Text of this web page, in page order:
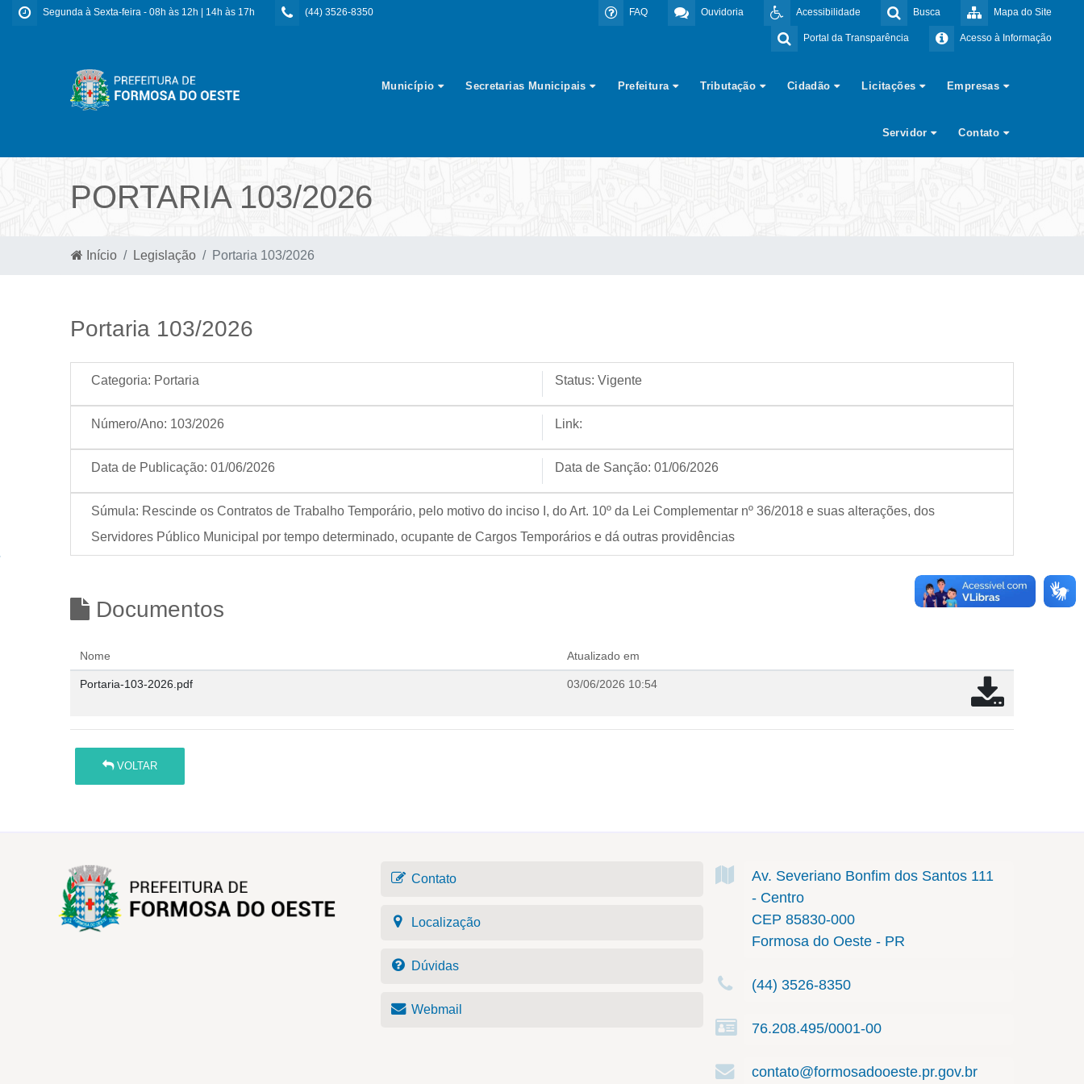
Segunda à Sexta-feira - 08h às 12h | 14h às 17h (44) 3526-8350 Mapa do Site
Busca
Acessibilidade
Ouvidoria
FAQ
Acesso à Informação
Portal da Transparência
Município Secretarias Municipais Prefeitura Tributação Cidadão Licitações Empresas
Servidor Contato
PORTARIA 103/2026
Início Legislação Portaria 103/2026
Portaria 103/2026
Categoria: Portaria Status: Vigente
Número/Ano: 103/2026 Link:
Data de Publicação: 01/06/2026 Data de Sanção: 01/06/2026
Súmula: Rescinde os Contratos de Trabalho Temporário, pelo motivo do inciso I, do Art. 10º da Lei Complementar nº 36/2018 e suas alterações, dos
Servidores Público Municipal por tempo determinado, ocupante de Cargos Temporários e dá outras providências
Documentos
Nome Atualizado em
Portaria-103-2026.pdf 03/06/2026 10:54
VOLTAR
Contato
Localização
Dúvidas
Webmail
Av. Severiano Bonfim dos Santos 111
- Centro
CEP 85830-000
Formosa do Oeste - PR
(44) 3526-8350
76.208.495/0001-00
contato@formosadooeste.pr.gov.br